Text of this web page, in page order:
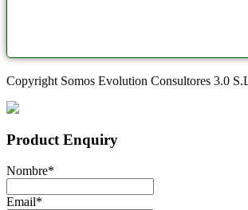
Copyright Somos Evolution Consultores 3.0
Product Enquiry
Nombre*
Email*